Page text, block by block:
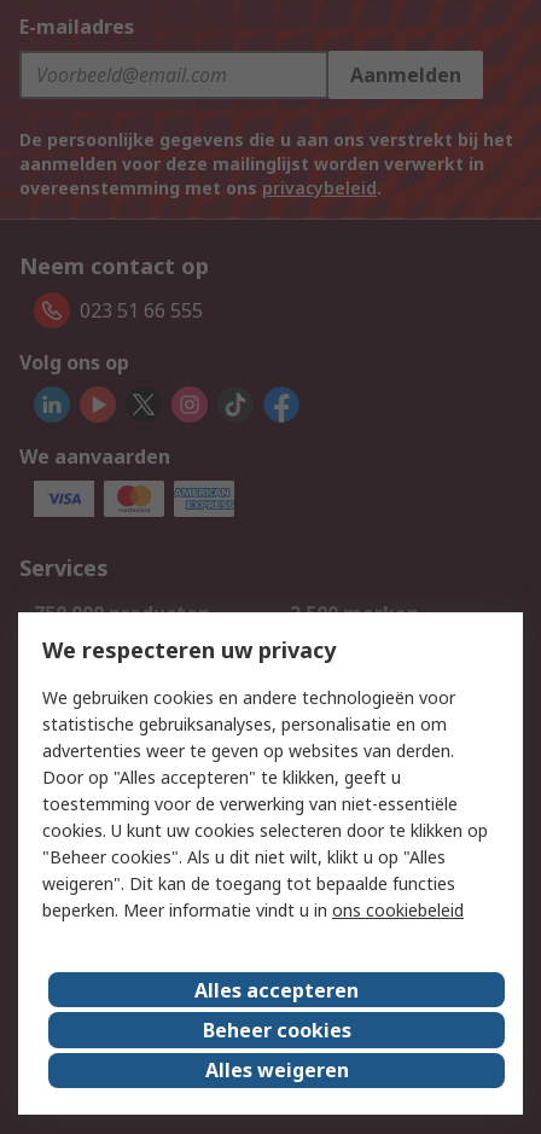
E-mailadres
Aanmelden
De persoonlijke gegevens die u aan ons verstrekt bij het
aanmelden voor deze mailinglijst worden verwerkt in
overeenstemming met ons privacybeleid.
Neem contact op
023 51 66 555
Volg ons op
We aanvaarden
Services
750.000 producten
2.500 merken
Bestellen
Inkoopoplossingen
Track & Trace
Wettelijk
Cookiebeleid
Email veiligheid
Privacybeleid
Websitevoorwaarden
Algemene
verkoopvoorwaarden
Over RS
RS Group
Over ons
RS wereldwijd
Werken bij RS
ESG
We respecteren uw privacy
We gebruiken cookies en andere technologieën voor
statistische gebruiksanalyses, personalisatie en om
advertenties weer te geven op websites van derden.
Door op "Alles accepteren" te klikken, geeft u
toestemming voor de verwerking van niet-essentiële
cookies. U kunt uw cookies selecteren door te klikken op
"Beheer cookies". Als u dit niet wilt, klikt u op "Alles
weigeren". Dit kan de toegang tot bepaalde functies
beperken. Meer informatie vindt u in ons cookiebeleid
Alles accepteren
Beheer cookies
Alles weigeren